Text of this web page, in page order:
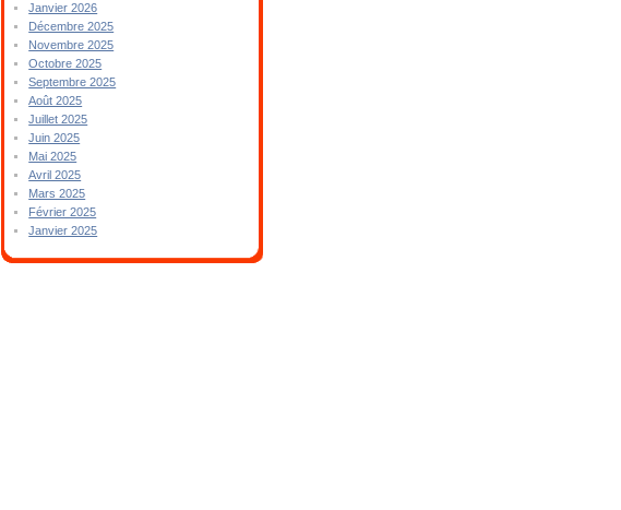
Janvier 2026
Décembre 2025
Novembre 2025
Octobre 2025
Septembre 2025
Août 2025
Juillet 2025
Juin 2025
Mai 2025
Avril 2025
Mars 2025
Février 2025
Janvier 2025